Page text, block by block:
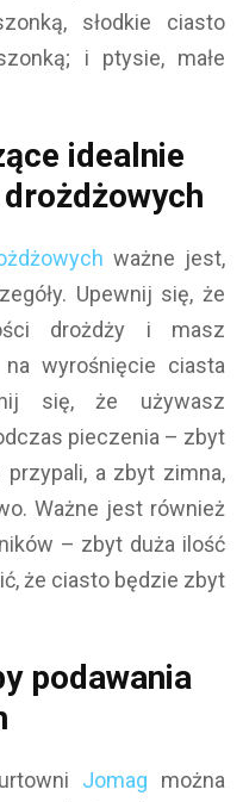
słodkie ciasto
i ptysie, małe
idealnie
ważne jest,
Upewnij się, że
drożdży i masz
wyrośnięcie ciasta
się, że używasz
pieczenia – zbyt
a zbyt zimna,
Ważne jest również
– zbyt duża ilość
że ciasto będzie zbyt
podawania
Jomag można